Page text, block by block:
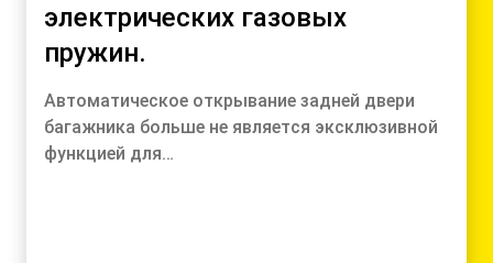
электрических газовых
пружин.
Автоматическое открывание задней двери
багажника больше не является эксклюзивной
функцией для…